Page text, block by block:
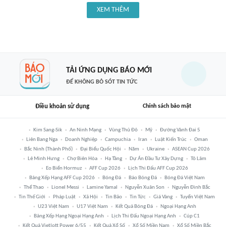
XEM THÊM
TẢI ỨNG DỤNG BÁO MỚI
ĐỂ KHÔNG BỎ SÓT TIN TỨC
Điều khoản sử dụng Chính sách bảo mật
Kim Sang-Sik An Ninh Mạng Vùng Thủ Đô Mỹ
Đường Vành Đai 5
Liên Bang Nga
Doanh Nghiệp Campuchia Iran Luật Kiến Trúc
Oman
Bắc Ninh (thành Phố)
Đại Biểu Quốc Hội Năm Ukraine
ASEAN Cup 2026
Lê Minh Hưng
Chợ Biên Hòa Hạ Tầng Dự Án Đầu Tư Xây Dựng
Tô Lâm
Eo Biển Hormuz
AFF Cup 2026
Lịch Thi Đấu AFF Cup 2026
Bảng Xếp Hạng AFF Cup 2026
Bóng Đá Báo Bóng Đá
Bóng Đá Việt Nam
Thể Thao
Lionel Messi Lamine Yamal Nguyễn Xuân Son
Nguyễn Đình Bắc
Tin Thế Giới
Pháp Luật Xã Hội Tin Bão Tin Tức Giá Vàng
Tuyển Việt Nam
U23 Việt Nam
U17 Việt Nam Kết Quả Bóng Đá
Ngoại Hạng Anh
Bảng Xếp Hạng Ngoại Hạng Anh
Lịch Thi Đấu Ngoại Hạng Anh
Cúp C1
Kết Quả Vietlott Power 6/55
Kết Quả Xổ Số Xổ Số Miền Nam Xổ Số Miền Bắc